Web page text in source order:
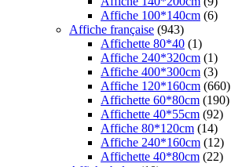
Affiche 100*140cm (6)
Affiche française (943)
Affichette 80*40 (1)
Affiche 240*320cm (1)
Affiche 400*300cm (3)
Affiche 120*160cm (660)
Affichette 60*80cm (190)
Affichette 40*55cm (92)
Affiche 80*120cm (14)
Affiche 240*160cm (12)
Affichette 40*80cm (22)